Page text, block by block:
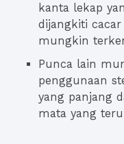
kanta lekap
dijangkiti
mungkin
Punca lain
penggunaan
yang panjang
mata yang